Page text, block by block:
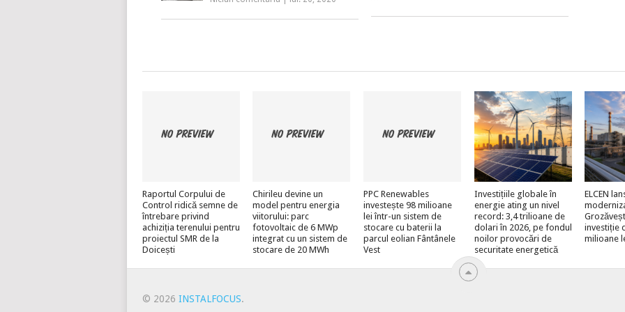
Raportul Corpului de
Control ridică semne de
întrebare privind
achiziția terenului pentru
proiectul SMR de la
Doicești
Chirileu devine un
model pentru energia
viitorului: parc
fotovoltaic de 6 MWp
integrat cu un sistem de
stocare de 20 MWh
PPC Renewables
investește 98 milioane
lei într-un sistem de
stocare cu baterii la
parcul eolian Fântânele
Vest
Investițiile globale în
energie ating un nivel
record: 3,4 trilioane de
dolari în 2026, pe fondul
noilor provocări de
securitate energetică
ELCEN
investiție
milioane
© 2026 INSTALFOCUS.